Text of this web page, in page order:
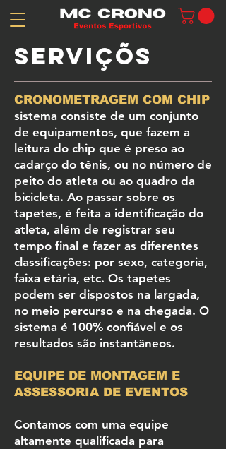
SERVIÇÕs
CRONOMETRAGEM COM CHIP
sistema consiste de um conjunto
de equipamentos, que fazem a
leitura do chip que é preso ao
cadarço do tênis, ou no número de
peito do atleta ou ao quadro da
bicicleta. Ao passar sobre os
tapetes, é feita a identificação do
atleta, além de registrar seu
tempo final e fazer as diferentes
classificações: por sexo, categoria,
faixa etária, etc. Os tapetes
podem ser dispostos na largada,
no meio percurso e na chegada. O
sistema é 100% confiável e os
resultados são instantâneos.
EQUIPE DE MONTAGEM E
ASSESSORIA DE EVENTOS
Contamos com uma equipe
altamente qualificada para